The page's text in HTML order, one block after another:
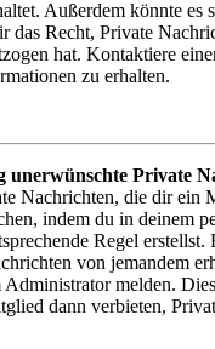
Außerdem könnte es
das Recht, Private
hat. Kontaktiere
zu erhalten.
unerwünschte Private
Nachrichten, die dir ein
indem du in deinem
Regel erstellst.
von jemandem
Administrator melden.
dann verbieten,